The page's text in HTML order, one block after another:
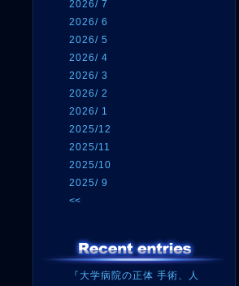
2026/ 7
2026/ 6
2026/ 5
2026/ 4
2026/ 3
2026/ 2
2026/ 1
2025/12
2025/11
2025/10
2025/ 9
<<
『大学病院の正体 手術、人